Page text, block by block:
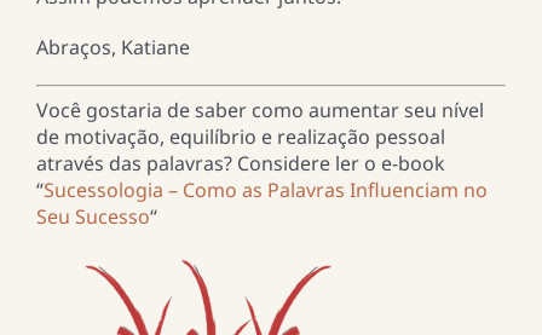
Abraços, Katiane
Você gostaria de saber como aumentar seu nível
de motivação, equilíbrio e realização pessoal
através das palavras? Considere ler o e-book
“Sucessologia – Como as Palavras Influenciam no
Seu Sucesso“